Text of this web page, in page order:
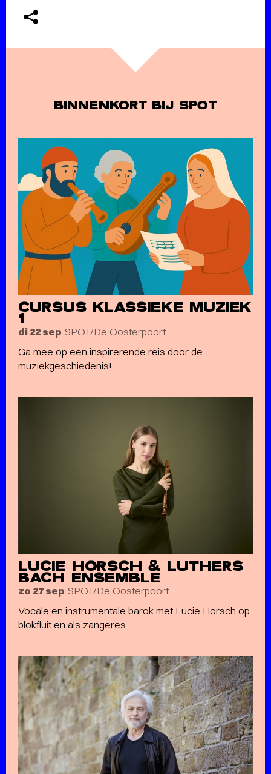
BINNENKORT BIJ SPOT
CURSUS KLASSIEKE MUZIEK
1
di 22 sep SPOT/De Oosterpoort
Ga mee op een inspirerende reis door de
muziekgeschiedenis!
LUCIE HORSCH & LUTHERS
BACH ENSEMBLE
zo 27 sep SPOT/De Oosterpoort
Vocale en instrumentale barok met Lucie Horsch op
blokfluit en als zangeres